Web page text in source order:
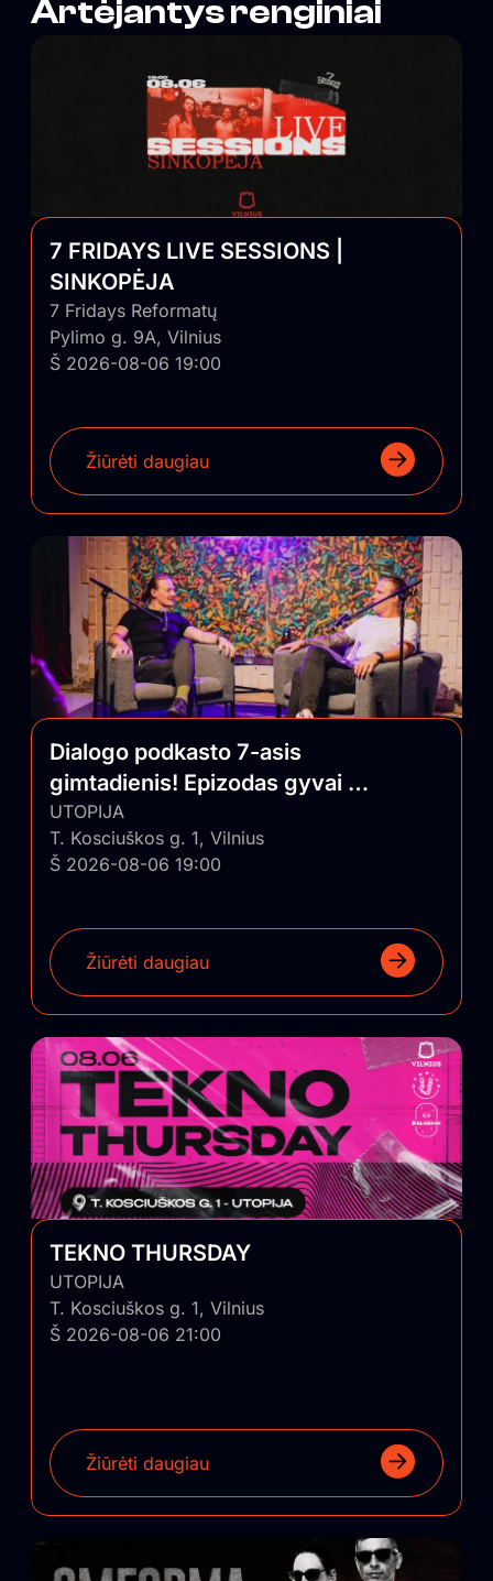
Artėjantys renginiai
7 FRIDAYS LIVE SESSIONS |
SINKOPĖJA
7 Fridays Reformatų
Pylimo g. 9A, Vilnius
Š 2026-08-06 19:00
Žiūrėti daugiau
Dialogo podkasto 7-asis
gimtadienis! Epizodas gyvai su
auditorija
UTOPIJA
T. Kosciuškos g. 1, Vilnius
Š 2026-08-06 19:00
Žiūrėti daugiau
TEKNO THURSDAY
UTOPIJA
T. Kosciuškos g. 1, Vilnius
Š 2026-08-06 21:00
Žiūrėti daugiau